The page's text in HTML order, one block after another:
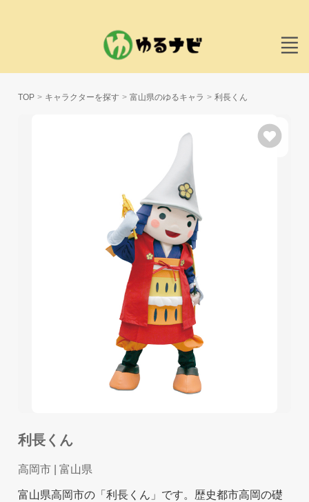
TOP キャラクターを探す 富山県のゆるキャラ 利長くん
利長くん
高岡市 | 富山県
富山県高岡市の「利長くん」です。歴史都市高岡の礎